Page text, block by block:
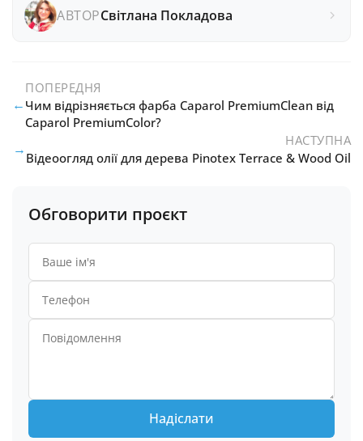
АВТОРСвітлана Покладова
←
ПОПЕРЕДНЯ
Чим відрізняється фарба Caparol PremiumClean від
Caparol PremiumColor?
НАСТУПНА
Відеоогляд олії для дерева Pinotex Terrace & Wood Oil
→
Обговорити проєкт
Надіслати